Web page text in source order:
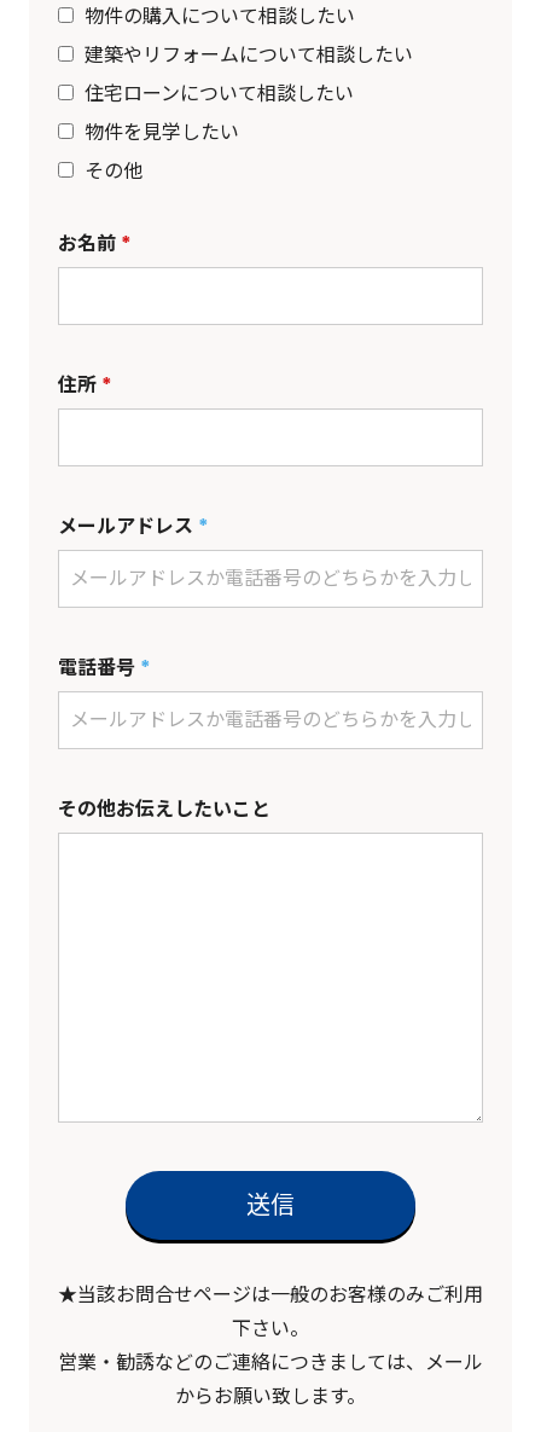
物件の購入について相談したい
建築やリフォームについて相談したい
住宅ローンについて相談したい
物件を見学したい
その他
お名前 *
住所 *
メールアドレス *
電話番号 *
その他お伝えしたいこと
★当該お問合せページは一般のお客様のみご利用
下さい。
営業・勧誘などのご連絡につきましては、メール
からお願い致します。